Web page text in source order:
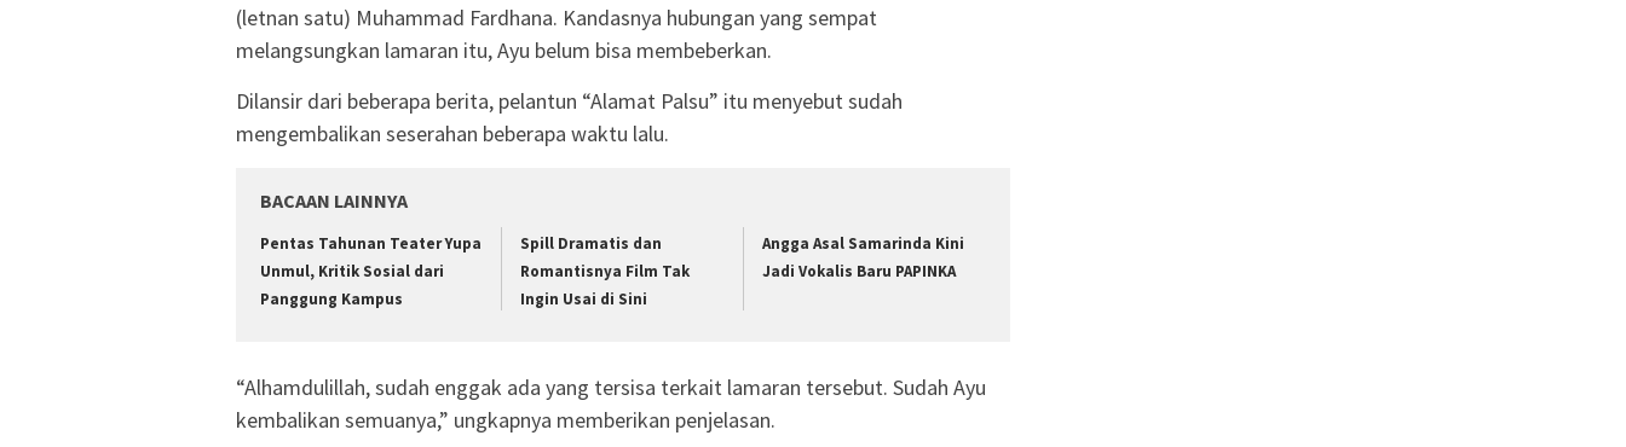
(letnan satu) Muhammad Fardhana. Kandasnya hubungan yang sempat
melangsungkan lamaran itu, Ayu belum bisa membeberkan.
Dilansir dari beberapa berita, pelantun “Alamat Palsu” itu menyebut sudah
mengembalikan seserahan beberapa waktu lalu.
BACAAN LAINNYA
Pentas Tahunan Teater Yupa
Unmul, Kritik Sosial dari
Panggung Kampus
Spill Dramatis dan
Romantisnya Film Tak
Ingin Usai di Sini
Angga Asal Samarinda Kini
Jadi Vokalis Baru PAPINKA
“Alhamdulillah, sudah enggak ada yang tersisa terkait lamaran tersebut. Sudah Ayu
kembalikan semuanya,” ungkapnya memberikan penjelasan.